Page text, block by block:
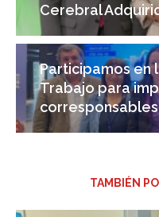
Cerebral
Participamos en
Trabajo para
TAMBIÉN